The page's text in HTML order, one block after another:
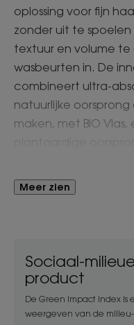
oplossing voor fijn
zonder uit te
textuur en volume te
wasbeurten in. De
combineert ultra-
natuurlijke
maken, met BIO
schoon en fris over
gelift met een
subtiele poedergeur.
Voordeel
Meer zien
Sociaal-
product
De Green Impact Index
weergeven van de